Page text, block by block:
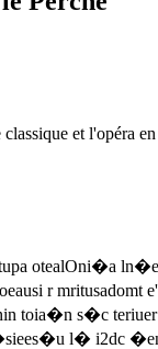
et l'opéra
otealOni�a
r
toia�n s�c
l� i2dc